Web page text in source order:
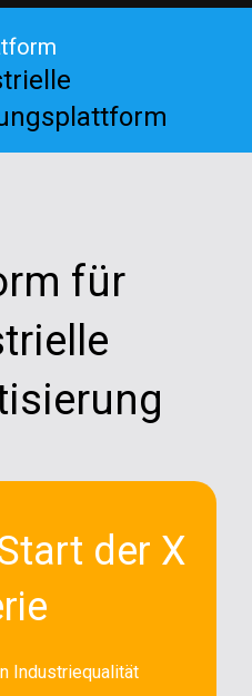
für
der X
Industriequalität